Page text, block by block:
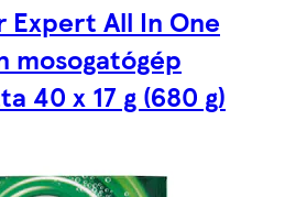
Expert All In One
mosogatógép
40 x 17 g (680 g)